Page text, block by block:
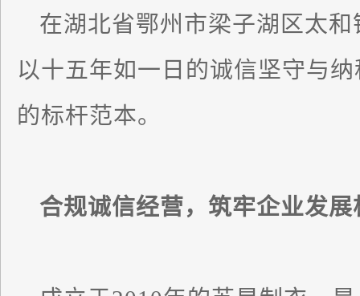
在湖北省鄂州市梁子湖区太
以十五年如一日的诚信坚守与
的标杆范本。
合规诚信经营，筑牢企业发展